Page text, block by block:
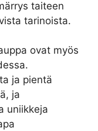
taiteen
tarinoista.
ovat myös
ja pientä
ja
uniikkeja